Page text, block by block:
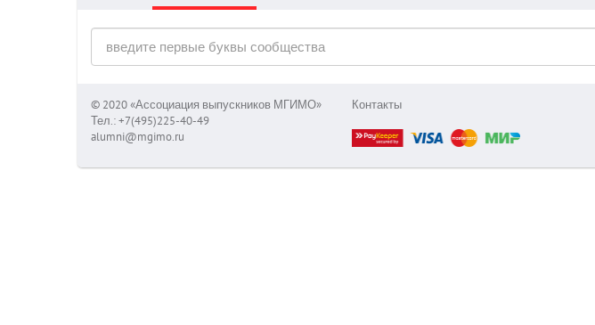
© 2020 «Ассоциация выпускников МГИМО»
Тел.: +7(495)225-40-49
alumni@mgimo.ru
Контакты